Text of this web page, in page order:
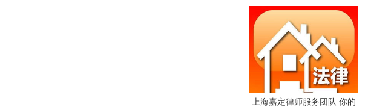
界布局与招投标策略分析
上海嘉定律师服务团队 你的